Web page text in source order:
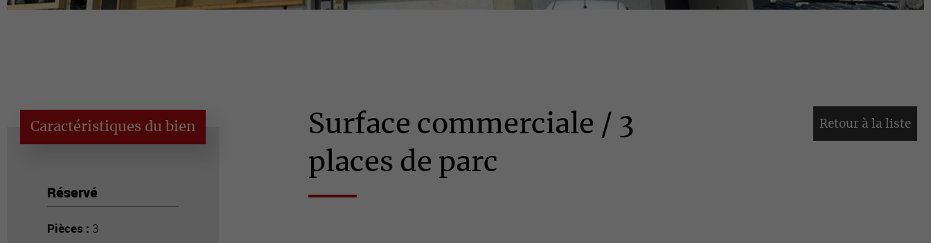
Retour à la liste
Caractéristiques du bien
Réservé
Pièces : 3
Surface commerciale / 3
places de parc